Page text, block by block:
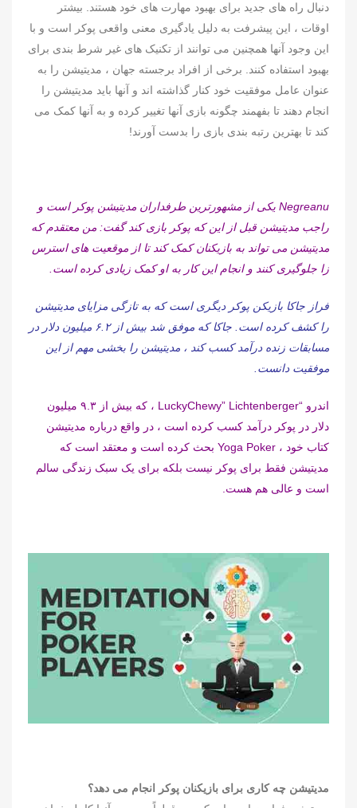
دنبال راه های جدید برای بهبود مهارت های خود هستند. بیشتر
اوقات ، این پیشرفت به دلیل یادگیری معنی واقعی پوکر است و با
این وجود آنها همچنین می توانند از تکنیک های غیر شرط بندی برای
بهبود استفاده کنند. برخی از افراد برجسته جهان ، مدیتیشن را به
عنوان عامل موفقیت خود کنار گذاشته اند و آنها باید مدیتیشن را
انجام دهند تا بفهمند چگونه بازی آنها تغییر کرده و به آنها کمک می
کند تا بهترین رتبه بندی بازی را بدست آورند!
Negreanu یکی از مشهورترین طرفداران مدیتیشن پوکر است و
راجب مدیتیشن قبل از این که پوکر بازی کند گفت: من معتقدم که
مدیتیشن می تواند به بازیکنان کمک کند تا از موقعیت های استرس
زا جلوگیری کنند و انجام این کار به او کمک زیادی کرده است.
فراز جاکا بازیکن پوکر دیگری است که به تازگی مزایای مدیتیشن
را کشف کرده است. جاکا که موفق شد بیش از ۶.۲ میلیون دلار در
مسابقات زنده درآمد کسب کند ، مدیتیشن را بخشی مهم از این
موفقیت دانست.
اندرو “LuckyChewy” Lichtenberger ، که بیش از ۹.۳ میلیون
دلار در پوکر درآمد کسب کرده است ، در واقع درباره مدیتیشن
کتاب خود ، Yoga Poker بحث کرده است و معتقد است که
مدیتیشن فقط برای پوکر نیست بلکه برای یک سبک زندگی سالم
است و عالی هم هست.
مدیتیشن چه کاری برای بازیکنان پوکر انجام می دهد؟